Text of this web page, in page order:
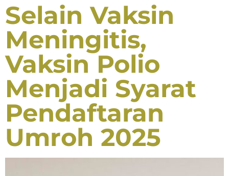
Selain Vaksin
Meningitis,
Vaksin Polio
Menjadi Syarat
Pendaftaran
Umroh 2025